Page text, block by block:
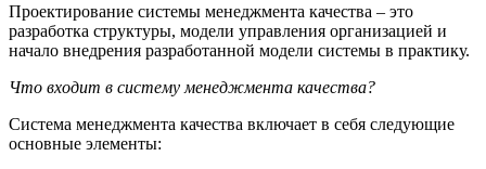
Проектирование системы менеджмента качества – это
разработка структуры, модели управления организацией и
начало внедрения разработанной модели системы в практику.
Что входит в систему менеджмента качества?
Система менеджмента качества включает в себя следующие
основные элементы: